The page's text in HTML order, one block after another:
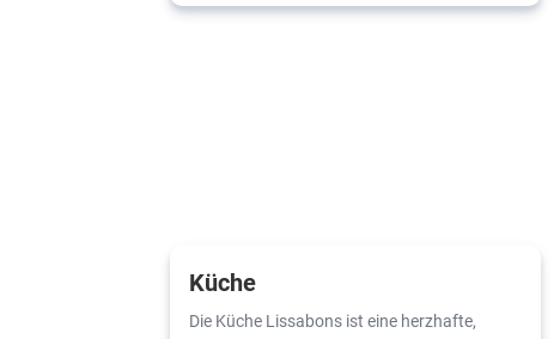
Küche
Die Küche Lissabons ist eine herzhafte,